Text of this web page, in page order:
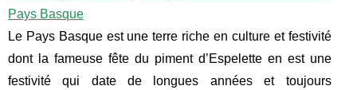
Pays Basque
Le Pays Basque est une terre riche en culture et festivité
dont la fameuse fête du piment d’Espelette en est une
festivité qui date de longues années et toujours